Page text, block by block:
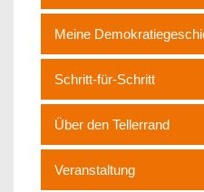
Meine
Schritt-für-Schritt
Über den Tellerrand
Veranstaltung